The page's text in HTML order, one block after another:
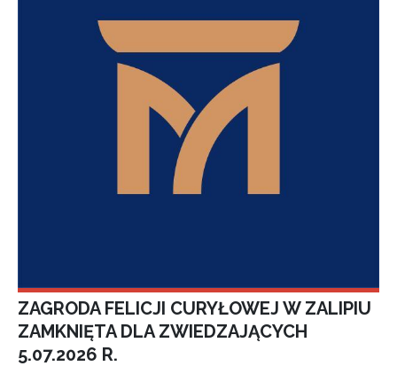
ZAGRODA FELICJI CURYŁOWEJ W ZALIPIU
ZAMKNIĘTA DLA ZWIEDZAJĄCYCH
5.07.2026 R.